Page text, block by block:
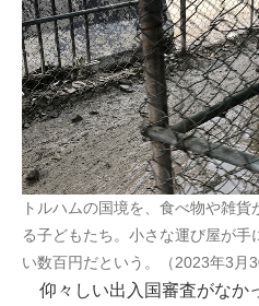
トルハムの国境を、食べ物や雑
る子どもたち。小さな運び屋が
い数百円だという。（2023年3月
仰々しい出入国審査がなか